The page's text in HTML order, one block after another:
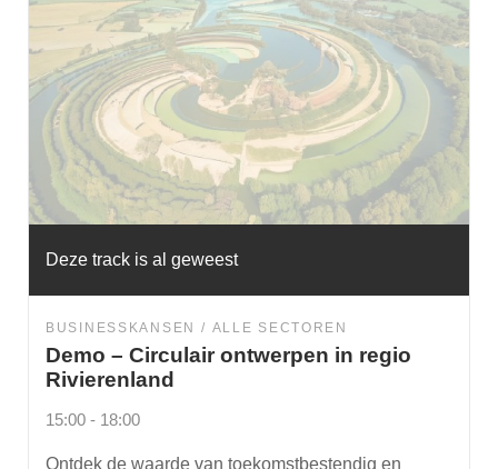
Deze track is al geweest
BUSINESSKANSEN ALLE SECTOREN
Demo – Circulair ontwerpen in regio
Rivierenland
15:00 - 18:00
Ontdek de waarde van toekomstbestendig en